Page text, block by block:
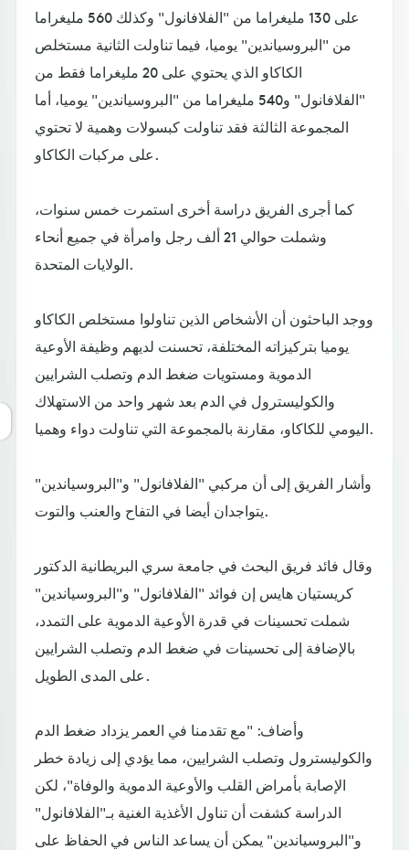
على 130 مليغراما من "الفلافانول" وكذلك 560 مليغراما
من "البروسياندين" يوميا، فيما تناولت الثانية مستخلص
الكاكاو الذي يحتوي على 20 مليغراما فقط من
"الفلافانول" و540 مليغراما من "البروسياندين" يوميا، أما
المجموعة الثالثة فقد تناولت كبسولات وهمية لا تحتوي
على مركبات الكاكاو.
كما أجرى الفريق دراسة أخرى استمرت خمس سنوات،
وشملت حوالي 21 ألف رجل وامرأة في جميع أنحاء
الولايات المتحدة.
ووجد الباحثون أن الأشخاص الذين تناولوا مستخلص الكاكاو
يوميا بتركيزاته المختلفة، تحسنت لديهم وظيفة الأوعية
الدموية ومستويات ضغط الدم وتصلب الشرايين
والكوليسترول في الدم بعد شهر واحد من الاستهلاك
اليومي للكاكاو، مقارنة بالمجموعة التي تناولت دواء وهميا.
وأشار الفريق إلى أن مركبي "الفلافانول" و"البروسياندين"
يتواجدان أيضا في التفاح والعنب والتوت.
وقال فائد فريق البحث في جامعة سري البريطانية الدكتور
كريستيان هايس إن فوائد "الفلافانول" و"البروسياندين"
شملت تحسينات في قدرة الأوعية الدموية على التمدد،
بالإضافة إلى تحسينات في ضغط الدم وتصلب الشرايين
على المدى الطويل.
وأضاف: "مع تقدمنا في العمر يزداد ضغط الدم
والكوليسترول وتصلب الشرايين، مما يؤدي إلى زيادة خطر
الإصابة بأمراض القلب والأوعية الدموية والوفاة"، لكن
الدراسة كشفت أن تناول الأغذية الغنية بـ"الفلافانول"
و"البروسياندين" يمكن أن يساعد الناس في الحفاظ على